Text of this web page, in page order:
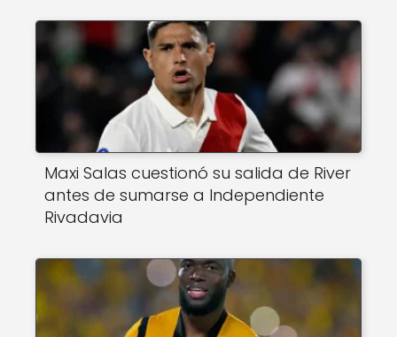
Maxi Salas cuestionó su salida de River
antes de sumarse a Independiente
Rivadavia